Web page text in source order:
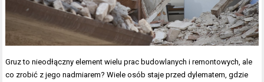
Gruz to nieodłączny element wielu prac budowlanych i remontowych, ale
co zrobić z jego nadmiarem? Wiele osób staje przed dylematem, gdzie